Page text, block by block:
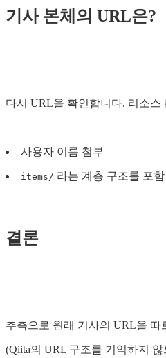
기사 본체의 URL은?
다시 URL을 확인합니다. 리소
사용자 이름 첨부
items/ 라는 계층 구조를 포함
결론
추측으로 원래 기사의 URL을 따
(Qiita의 URL 구조를 기억하지 않